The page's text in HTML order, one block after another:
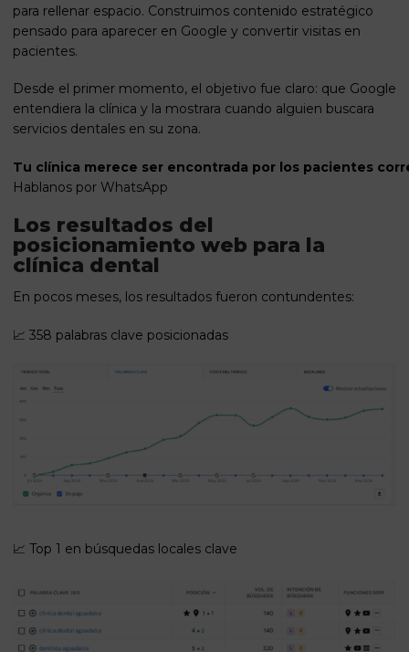
para rellenar espacio. Construimos contenido estratégico
pensado para aparecer en Google y convertir visitas en
pacientes.
Desde el primer momento, el objetivo fue claro: que Google
entendiera la clínica y la mostrara cuando alguien buscara
servicios dentales en su zona.
Tu clínica merece ser encontrada por los pacientes
Hablanos por WhatsApp
Los resultados del
posicionamiento web para la
clínica dental
En pocos meses, los resultados fueron contundentes:
📈 358 palabras clave posicionadas
📈 Top 1 en búsquedas locales clave